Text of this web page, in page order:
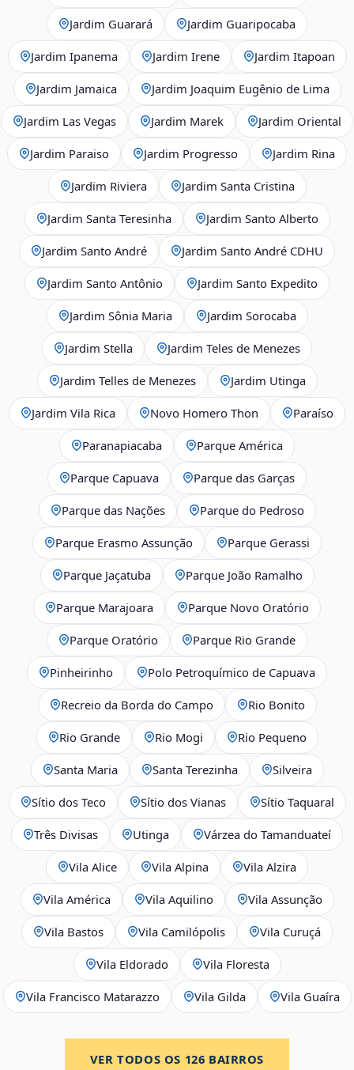
Jardim Guarará Jardim Guaripocaba
Jardim Ipanema Jardim Irene Jardim Itapoan
Jardim Jamaica Jardim Joaquim Eugênio de Lima
Jardim Las Vegas Jardim Marek Jardim Oriental
Jardim Paraiso Jardim Progresso Jardim Rina
Jardim Riviera Jardim Santa Cristina
Jardim Santa Teresinha Jardim Santo Alberto
Jardim Santo André Jardim Santo André CDHU
Jardim Santo Antônio Jardim Santo Expedito
Jardim Sônia Maria Jardim Sorocaba
Jardim Stella Jardim Teles de Menezes
Jardim Telles de Menezes Jardim Utinga
Jardim Vila Rica Novo Homero Thon Paraíso
Paranapiacaba Parque América
Parque Capuava Parque das Garças
Parque das Nações Parque do Pedroso
Parque Erasmo Assunção Parque Gerassi
Parque Jaçatuba Parque João Ramalho
Parque Marajoara Parque Novo Oratório
Parque Oratório Parque Rio Grande
Pinheirinho Polo Petroquímico de Capuava
Recreio da Borda do Campo Rio Bonito
Rio Grande Rio Mogi Rio Pequeno
Santa Maria Santa Terezinha Silveira
Sítio dos Teco Sítio dos Vianas Sítio Taquaral
Três Divisas Utinga Várzea do Tamanduateí
Vila Alice Vila Alpina Vila Alzira
Vila América Vila Aquilino Vila Assunção
Vila Bastos Vila Camilópolis Vila Curuçá
Vila Eldorado Vila Floresta
Vila Francisco Matarazzo Vila Gilda Vila Guaíra
VER TODOS OS 126 BAIRROS